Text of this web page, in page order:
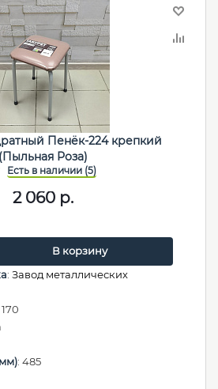
Пенёк-224 крепкий
(Пыльная Роза)
2 060р.
В корзину
: Завод металлических
170
: 485